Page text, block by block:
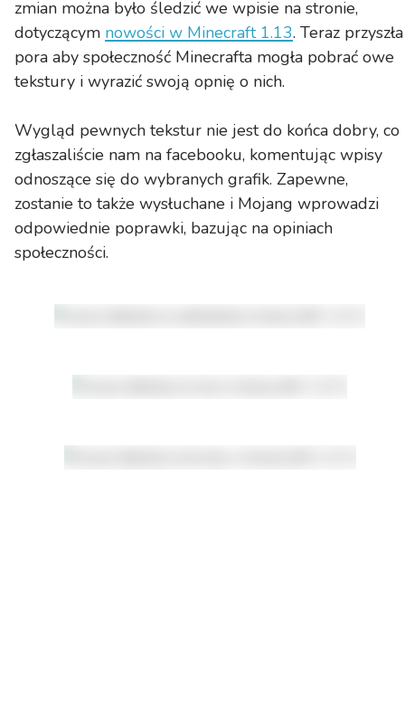
zmian można było śledzić we wpisie na stronie,
dotyczącym nowości w Minecraft 1.13. Teraz przyszła
pora aby społeczność Minecrafta mogła pobrać owe
tekstury i wyrazić swoją opnię o nich.
Wygląd pewnych tekstur nie jest do końca dobry, co
zgłaszaliście nam na facebooku, komentując wpisy
odnoszące się do wybranych grafik. Zapewne,
zostanie to także wysłuchane i Mojang wprowadzi
odpowiednie poprawki, bazując na opiniach
społeczności.